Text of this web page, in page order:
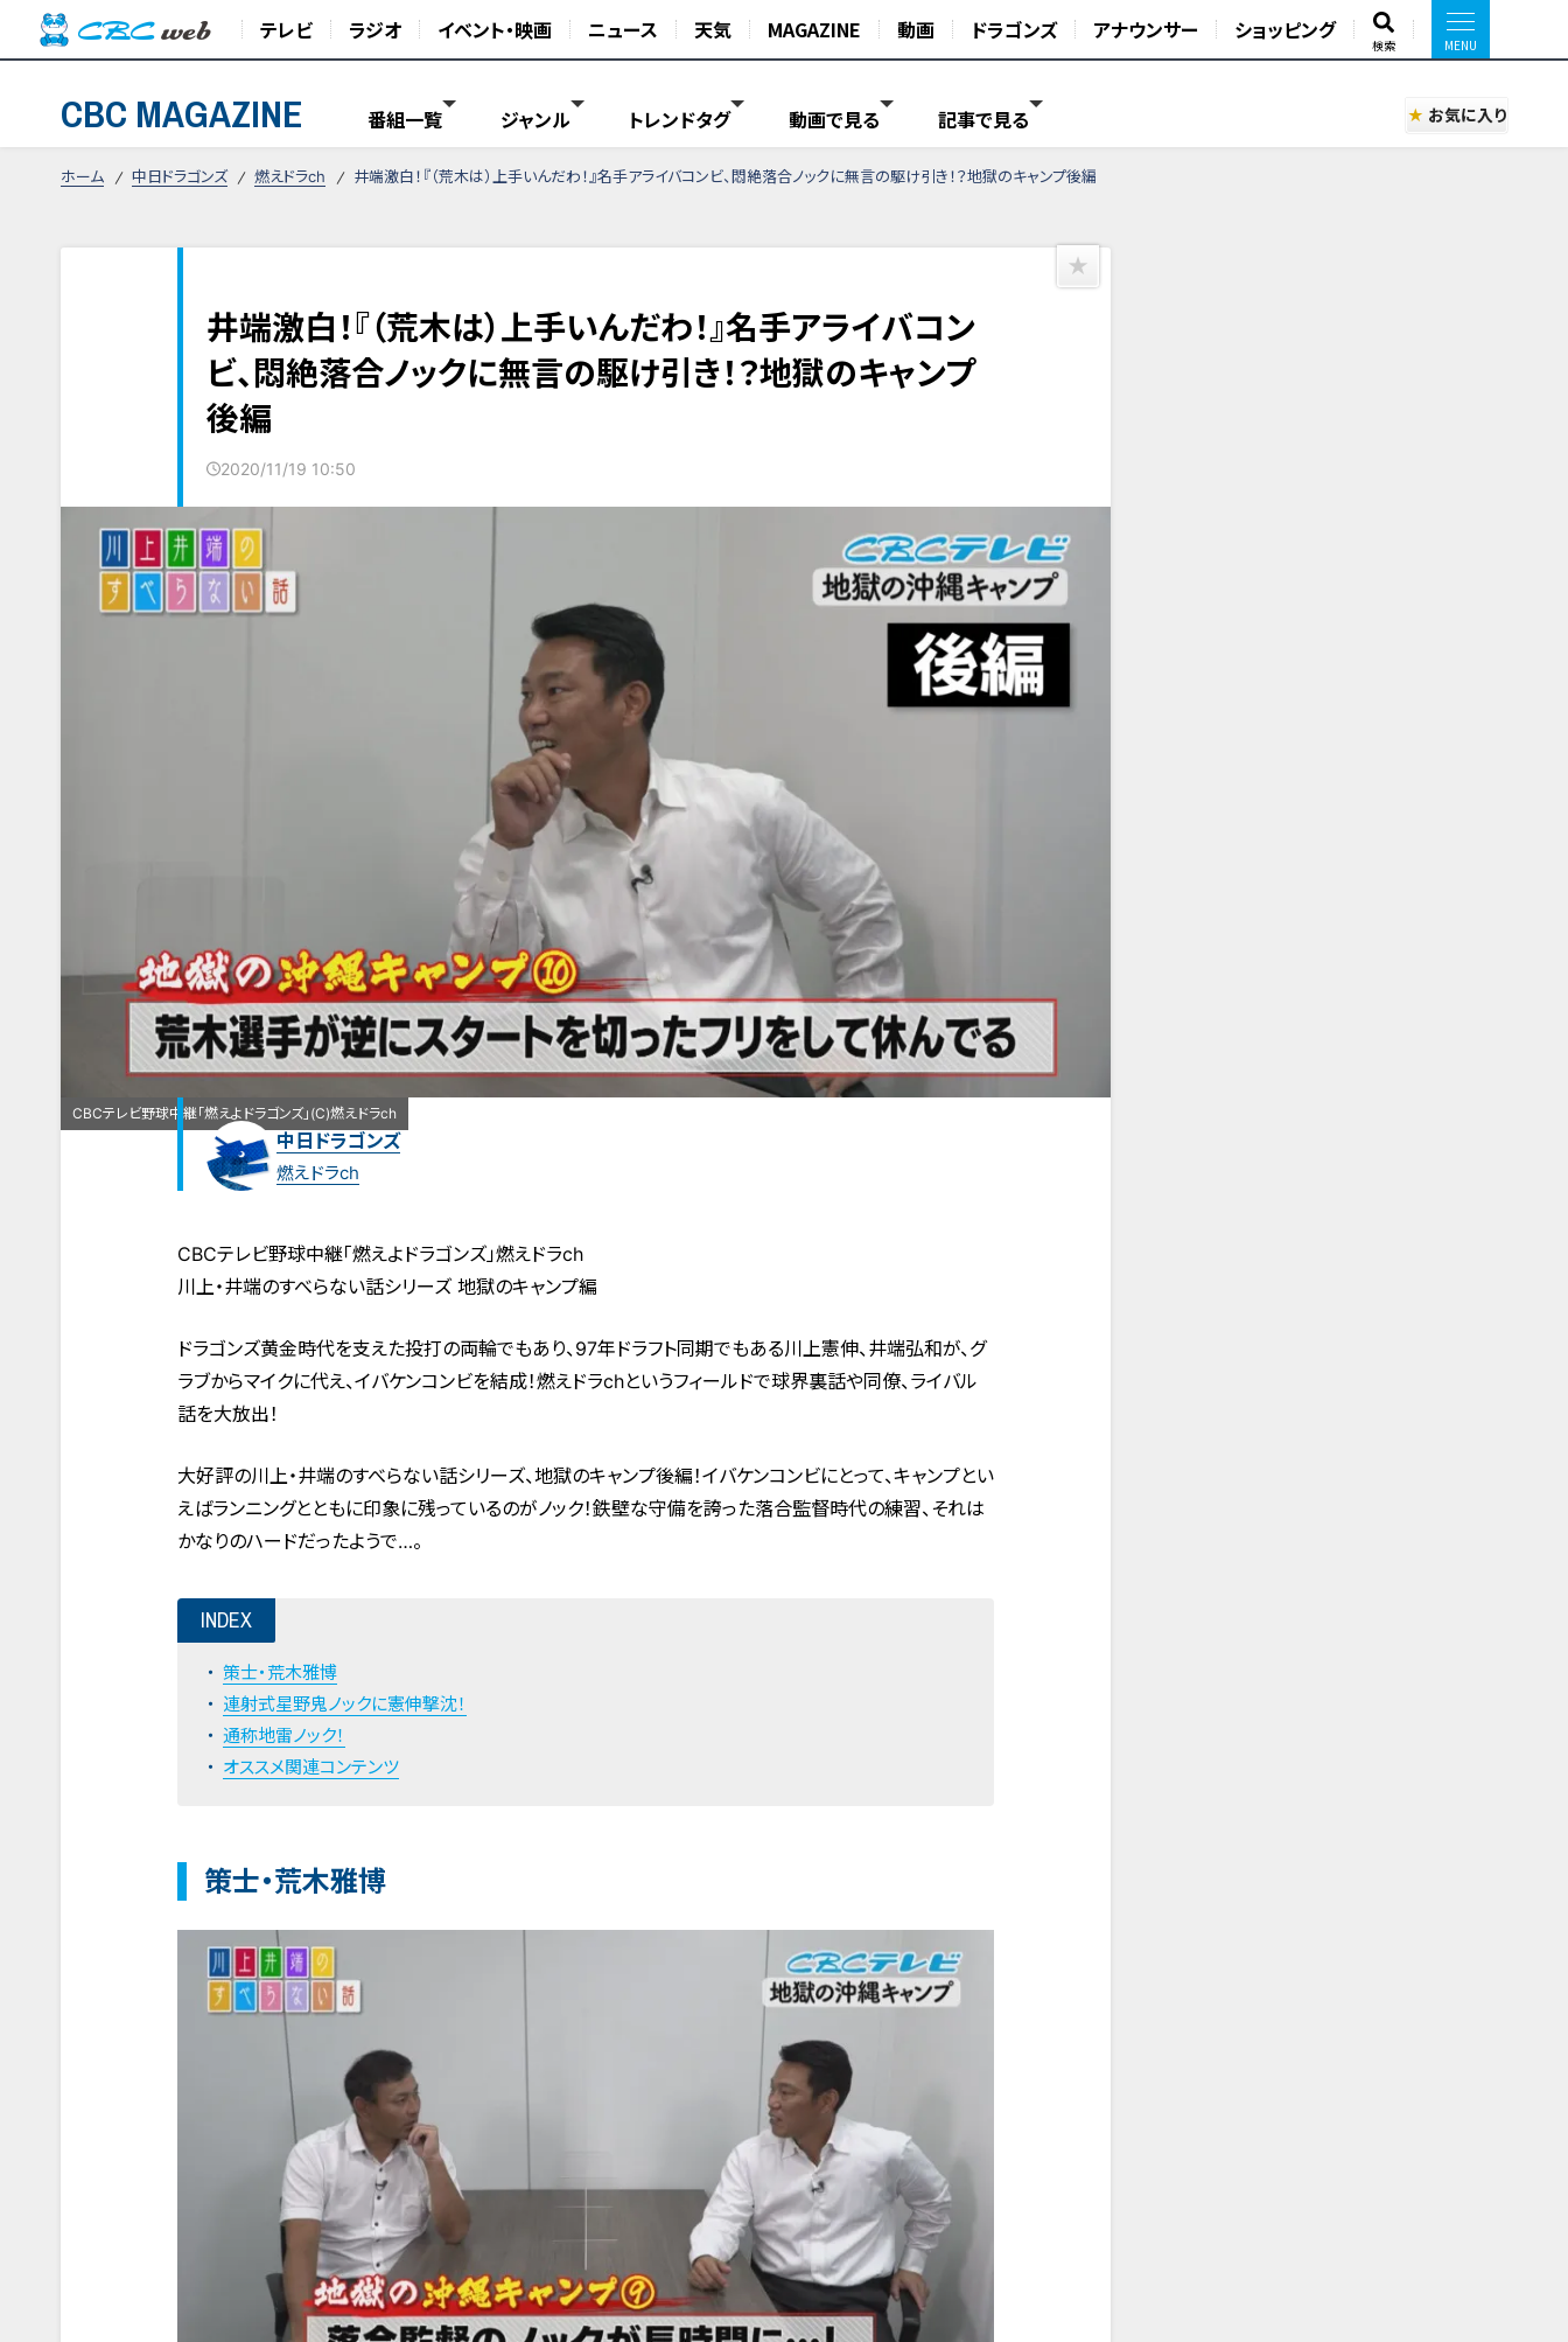
テレビ ラジオ イベント・映画 ニュース 天気 MAGAZINE 動画 ドラゴンズ アナウンサー ショッピング
検索
CBC MAGAZINE 番組一覧 ジャンル トレンドタグ 動画で見る 記事で見る お気に入り
ホーム 中日ドラゴンズ 燃えドラch 井端激白！『（荒木は）上手いんだわ！』名手アライバコンビ、悶絶落合ノックに無言の駆け引き！？地獄のキャンプ後編
井端激白！『（荒木は）上手いんだわ！』名手アライバコン
ビ、悶絶落合ノックに無言の駆け引き！？地獄のキャンプ
後編
2020/11/19 10:50
CBCテレビ野球中継「燃えよドラゴンズ」(C)燃えドラch
中日ドラゴンズ
燃えドラch
CBCテレビ野球中継「燃えよドラゴンズ」燃えドラch
川上・井端のすべらない話シリーズ 地獄のキャンプ編
ドラゴンズ黄金時代を支えた投打の両輪でもあり、97年ドラフト同期でもある川上憲伸、井端弘和が、グ
ラブからマイクに代え、イバケンコンビを結成！燃えドラchというフィールドで球界裏話や同僚、ライバル
話を大放出！
大好評の川上・井端のすべらない話シリーズ、地獄のキャンプ後編！イバケンコンビにとって、キャンプとい
えばランニングとともに印象に残っているのがノック！鉄壁な守備を誇った落合監督時代の練習、それは
かなりのハードだったようで…。
INDEX
策士・荒木雅博
連射式星野鬼ノックに憲伸撃沈！
通称地雷ノック！
オススメ関連コンテンツ
策士・荒木雅博